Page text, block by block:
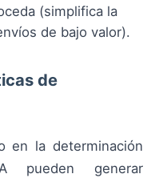
(simplifica la
de bajo valor).
de
en la determinación
pueden generar